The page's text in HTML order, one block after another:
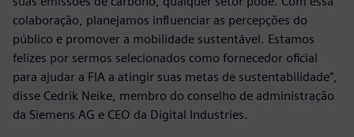
colaboração, planejamos influenciar as percepções do
público e promover a mobilidade sustentável. Estamos
felizes por sermos selecionados como fornecedor oficial
para ajudar a FIA a atingir suas metas de sustentabilidade”,
disse Cedrik Neike, membro do conselho de administração
da Siemens AG e CEO da Digital Industries.